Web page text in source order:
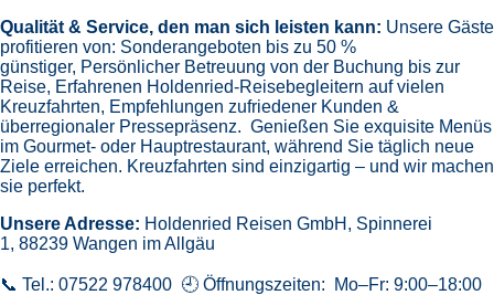
Qualität & Service, den man sich leisten kann: Unsere Gäste
profitieren von: Sonderangeboten bis zu 50 %
günstiger, Persönlicher Betreuung von der Buchung bis zur
Reise, Erfahrenen Holdenried-Reisebegleitern auf vielen
Kreuzfahrten, Empfehlungen zufriedener Kunden &
überregionaler Pressepräsenz. Genießen Sie exquisite Menüs
im Gourmet- oder Hauptrestaurant, während Sie täglich neue
Ziele erreichen. Kreuzfahrten sind einzigartig – und wir machen
sie perfekt.
Unsere Adresse: Holdenried Reisen GmbH, Spinnerei
1, 88239 Wangen im Allgäu
📞 Tel.: 07522 978400 🕘 Öffnungszeiten: Mo–Fr: 9:00–18:00